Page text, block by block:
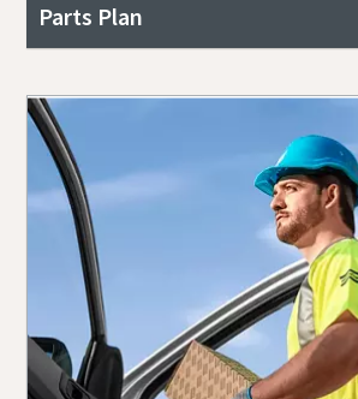
Parts Plan